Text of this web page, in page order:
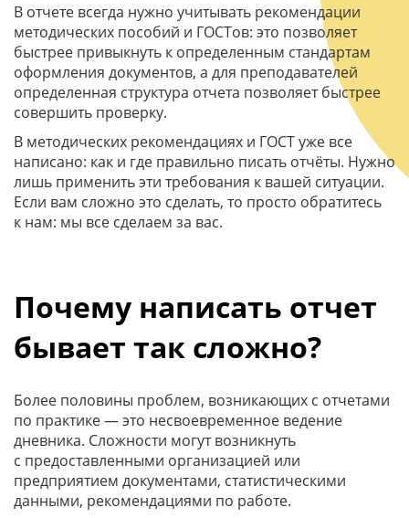
В отчете всегда нужно учитывать рекомендации
методических пособий и ГОСТов: это позволяет
быстрее привыкнуть к определенным стандартам
оформления документов, а для преподавателей
определенная структура отчета позволяет быстрее
совершить проверку.
В методических рекомендациях и ГОСТ уже все
написано: как и где правильно писать отчёты. Нужно
лишь применить эти требования к вашей ситуации.
Если вам сложно это сделать, то просто обратитесь
к нам: мы все сделаем за вас.
Почему написать отчет
бывает так сложно?
Более половины проблем, возникающих с отчетами
по практике — это несвоевременное ведение
дневника. Сложности могут возникнуть
с предоставленными организацией или
предприятием документами, статистическими
данными, рекомендациями по работе.